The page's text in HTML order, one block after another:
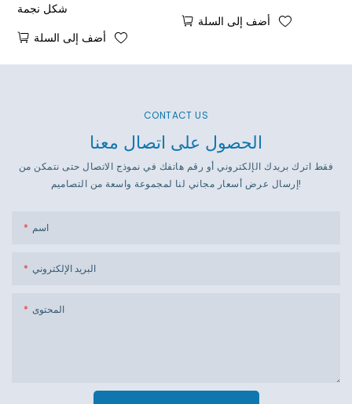
شكل نجمة
أضف إلى السلة
أضف إلى السلة
CONTACT US
الحصول على اتصال معنا
فقط اترك بريدك الإلكتروني أو رقم هاتفك في نموذج الاتصال حتى نتمكن من
إرسال عرض أسعار مجاني لنا لمجموعة واسعة من التصاميم!
اسم
البريد الإلكتروني
المحتوى